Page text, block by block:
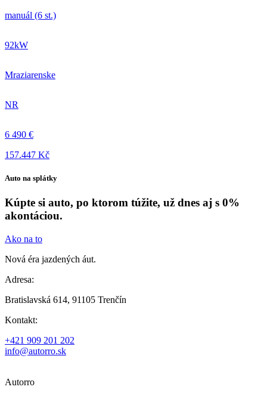
manuál (6 st.)
92kW
Mraziarenske
NR
6 490 €
157.447 Kč
Auto na splátky
Kúpte si auto, po ktorom túžite, už dnes aj s 0%
akontáciou.
Ako na to
Nová éra jazdených áut.
Adresa:
Bratislavská 614, 91105 Trenčín
Kontakt:
+421 909 201 202
info@autorro.sk
Autorro